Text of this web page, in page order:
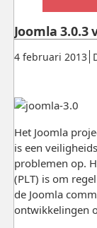
Gepubliceerd:
4 februari 2013.
Joomla 3.0.3
Het Joomla
is een
problemen op.
(PLT) is om
de Joomla
ontwikkelingen